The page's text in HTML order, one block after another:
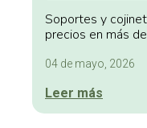
Soportes y
precios en más
04 de mayo, 2026
Leer más